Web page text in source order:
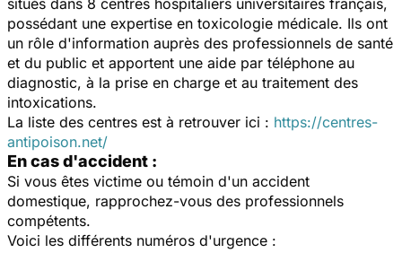
possédant une expertise en toxicologie médicale. Ils ont
un rôle d'information auprès des professionnels de santé
et du public et apportent une aide par téléphone au
diagnostic, à la prise en charge et au traitement des
intoxications.
La liste des centres est à retrouver ici : https://centres-
antipoison.net/
En cas d'accident :
Si vous êtes victime ou témoin d'un accident
domestique, rapprochez-vous des professionnels
compétents.
Voici les différents numéros d'urgence :